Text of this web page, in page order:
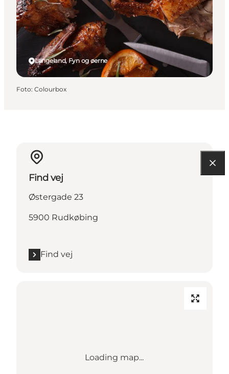
Langeland, Fyn og øerne
Foto: Colourbox
Find vej
Østergade 23
5900 Rudkøbing
Find vej
Loading map...